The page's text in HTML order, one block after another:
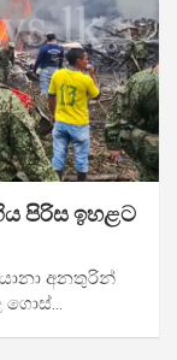
පිරිස ඉහළට
අනතුරින්
ගොස්…